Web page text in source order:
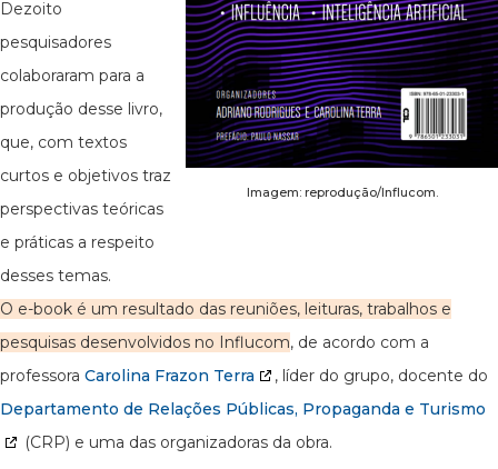
Imagem: reprodução/Influcom.
Dezoito
pesquisadores
colaboraram para a
produção desse livro,
que, com textos
curtos e objetivos traz
perspectivas teóricas
e práticas a respeito
desses temas.
O e-book é um resultado das reuniões, leituras, trabalhos e
pesquisas desenvolvidos no Influcom, de acordo com a
professora Carolina Frazon Terra
, líder do grupo, docente do
Departamento de Relações Públicas, Propaganda e Turismo
(CRP) e uma das organizadoras da obra.